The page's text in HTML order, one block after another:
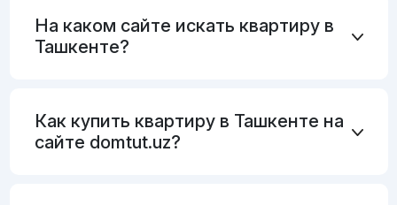
На каком сайте искать квартиру в
Ташкенте?
Как купить квартиру в Ташкенте на
сайте domtut.uz?